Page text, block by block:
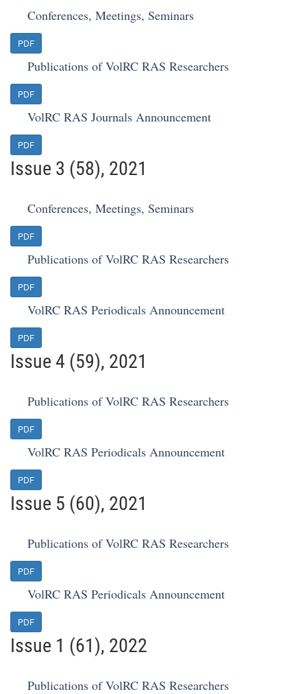
Conferences, Meetings, Seminars
PDF
Publications of VolRC RAS Researchers
PDF
VolRC RAS Journals Announcement
PDF
Issue 3 (58), 2021
Conferences, Meetings, Seminars
PDF
Publications of VolRC RAS Researchers
PDF
VolRC RAS Periodicals Announcement
PDF
Issue 4 (59), 2021
Publications of VolRC RAS Researchers
PDF
VolRC RAS Periodicals Announcement
PDF
Issue 5 (60), 2021
Publications of VolRC RAS Researchers
PDF
VolRC RAS Periodicals Announcement
PDF
Issue 1 (61), 2022
Publications of VolRC RAS Researchers